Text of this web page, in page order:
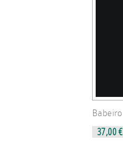
Babeiro
37,00 €